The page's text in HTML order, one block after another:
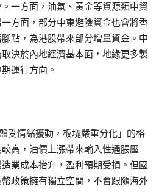
一方面，油氣、黃金等資源類中資
方面，部分中東避險資金也會將香
點，為港股帶來部分增量資金。中
決於內地經濟基本面，地緣更多製
運行方向。
受情緒擾動，板塊嚴重分化」的格
高，油價上漲帶來輸入性通脹壓
業成本抬升，盈利預期受損。但國
政策擁有獨立空間，不會跟隨海外